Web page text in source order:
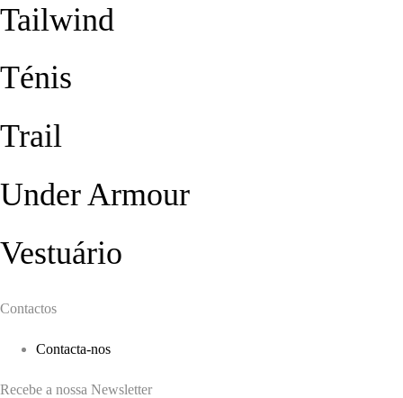
Tailwind
Ténis
Trail
Under Armour
Vestuário
Contactos
Contacta-nos
Recebe a nossa Newsletter